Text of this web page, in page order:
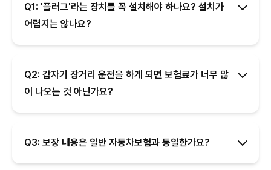
Q1: '플러그'라는 장치를 꼭 설치해야 하나요? 설치가
어렵지는 않나요?
Q2: 갑자기 장거리 운전을 하게 되면 보험료가 너무 많
이 나오는 것 아닌가요?
Q3: 보장 내용은 일반 자동차보험과 동일한가요?